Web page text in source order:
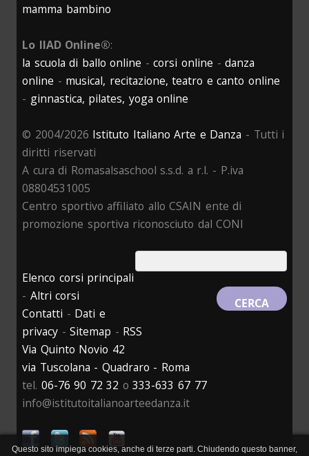
mamma bambino
Lo IIAD Online®:
la scuola di ballo online -corsi online -danza
online - musical, recitazione, teatro e canto online
- ginnastica, pilates, yoga online
© 2004/2026 Istituto Italiano Arte e Danza - Tutti i
diritti riservati
A cura di Romasalsaschool s.s.d. a r.l. - P.iva
08804531005
Centro sportivo affiliato allo CSAIN ente di
promozione sportiva riconosciuto dal CONI
Elenco corsi principali
- Altri corsi
Contatti - Dati e
privacy -Sitemap - RSS
Via Quinto Novio 42
via Tuscolana - Quadraro - Roma
tel. 06-76 90 72 32 o333-633 67 77
info@istitutoitalianoarteedanza.it
Questo sito impiega cookies, anche di terze parti. Chiudendo questo banner,